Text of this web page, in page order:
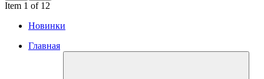
Item 1 of 12
Новинки
Главная